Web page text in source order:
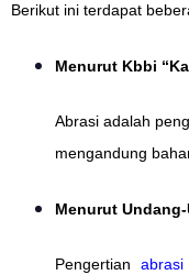
Berikut ini terdapat
Menurut Kbbi
Abrasi adalah
mengandung
Menurut
Pengertian abrasi